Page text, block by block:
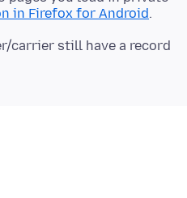
in Firefox for Android
carrier still have a record